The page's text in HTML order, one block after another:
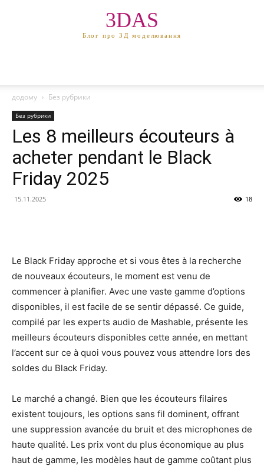
3DAS
Блог про 3Д моделювання
додому Без рубрики
Без рубрики
Les 8 meilleurs écouteurs à
acheter pendant le Black
Friday 2025
15.11.2025 18
Le Black Friday approche et si vous êtes à la recherche
de nouveaux écouteurs, le moment est venu de
commencer à planifier. Avec une vaste gamme d’options
disponibles, il est facile de se sentir dépassé. Ce guide,
compilé par les experts audio de Mashable, présente les
meilleurs écouteurs disponibles cette année, en mettant
l’accent sur ce à quoi vous pouvez vous attendre lors des
soldes du Black Friday.
Le marché a changé. Bien que les écouteurs filaires
existent toujours, les options sans fil dominent, offrant
une suppression avancée du bruit et des microphones de
haute qualité. Les prix vont du plus économique au plus
haut de gamme, les modèles haut de gamme coûtant plus